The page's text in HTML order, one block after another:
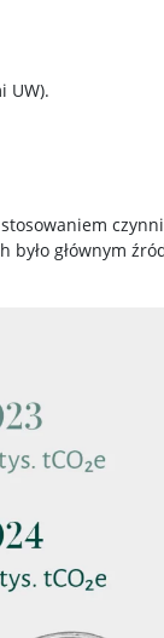
UW).
było głównym